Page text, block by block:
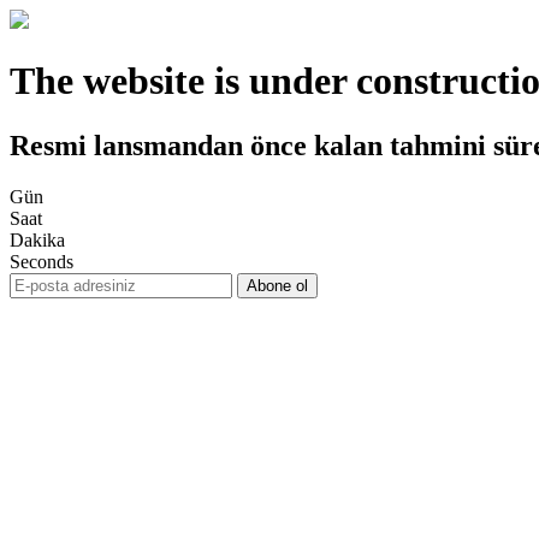
The website is under
Resmi lansmandan önce kalan tahmini
Gün
Saat
Dakika
Seconds